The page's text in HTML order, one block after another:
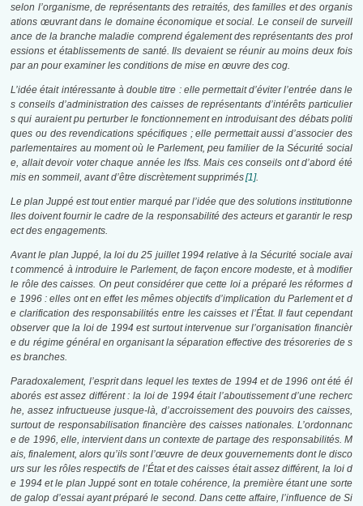
selon l’organisme, de représentants des retraités, des familles et des organis
ations œuvrant dans le domaine économique et social. Le conseil de surveill
ance de la branche maladie comprend également des représentants des prof
essions et établissements de santé. Ils devaient se réunir au moins deux fois
par an pour examiner les conditions de mise en œuvre descog.
L’idée était intéressante à double titre : elle permettait d’éviter l’entrée dans le
s conseils d’administration des caisses de représentants d’intérêts particulier
s qui auraient pu perturber le fonctionnement en introduisant des débats politi
ques ou des revendications spécifiques ; elle permettait aussi d’associer des
parlementaires au moment où le Parlement, peu familier de la Sécurité social
e, allait devoir voter chaque année les lfss. Mais ces conseils ont d’abord été
mis en sommeil, avant d’être discrètement supprimés[1].
Le plan Juppé est tout entier marqué par l’idée que des solutions institutionne
lles doivent fournir le cadre de la responsabilité des acteurs et garantir le resp
ect des engagements.
Avant le plan Juppé, la loi du 25 juillet 1994 relative à la Sécurité sociale avai
t commencé à introduire le Parlement, de façon encore modeste, et à modifier
le rôle des caisses. On peut considérer que cette loi a préparé les réformes d
e 1996 : elles ont en effet les mêmes objectifs d’implication du Parlement et d
e clarification des responsabilités entre les caisses et l’État. Il faut cependant
observer que la loi de 1994 est surtout intervenue sur l’organisation financièr
e du régime général en organisant la séparation effective des trésoreries de s
es branches.
Paradoxalement, l’esprit dans lequel les textes de 1994 et de 1996 ont été él
aborés est assez différent : la loi de 1994 était l’aboutissement d’une recherc
he, assez infructueuse jusque-là, d’accroissement des pouvoirs des caisses,
surtout de responsabilisation financière des caisses nationales. L’ordonnanc
e de 1996, elle, intervient dans un contexte de partage des responsabilités. M
ais, finalement, alors qu’ils sont l’œuvre de deux gouvernements dont le disco
urs sur les rôles respectifs de l’État et des caisses était assez différent, la loi d
e 1994 et le plan Juppé sont en totale cohérence, la première étant une sorte
de galop d’essai ayant préparé le second. Dans cette affaire, l’influence de Si